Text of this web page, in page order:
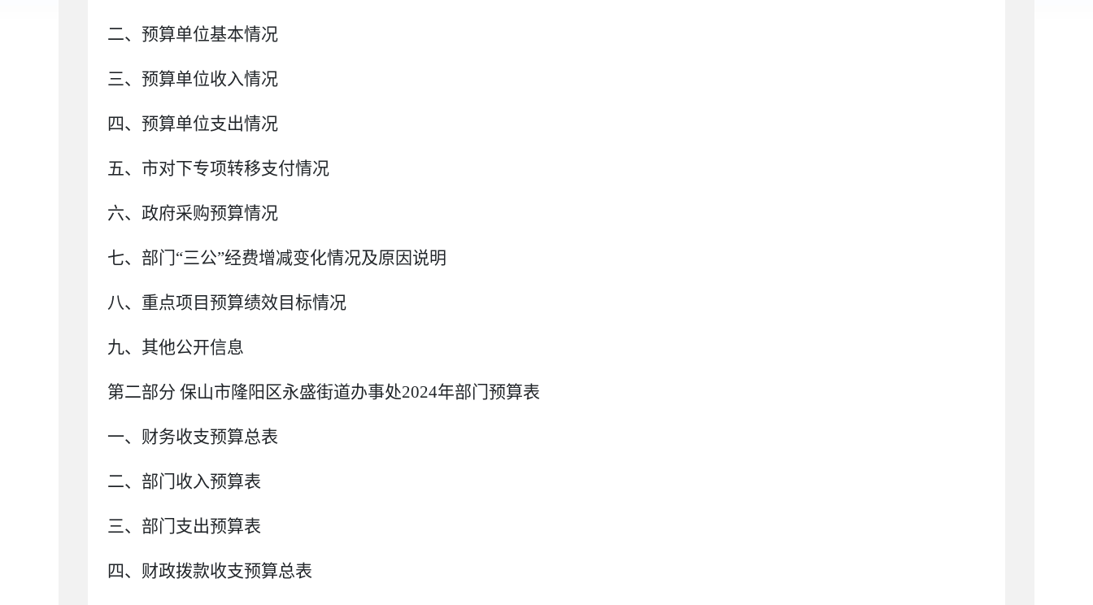
二、预算单位基本情况
三、预算单位收入情况
四、 预算单位支出情况
五、 市对下专项转移支付情况
六、 政府采购预算情况
七、部门“三公”经费增减变化情况及原因说明
八、重点项目预算绩效目标情况
九、其他公开信息
第二部分 保山市隆阳区永盛街道办事处2024年部门预算表
一、 财务收支预算总表
二、部门收入预算表
三、部门支出预算表
四、财政拨款收支预算总表